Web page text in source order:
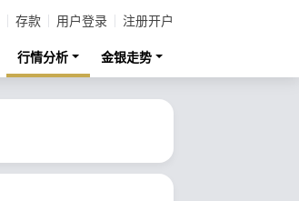
存款 用户登录 注册开户
行情分析 金银走势